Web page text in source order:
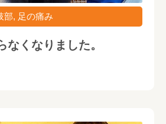
部, 足の痛み
なくなりました。